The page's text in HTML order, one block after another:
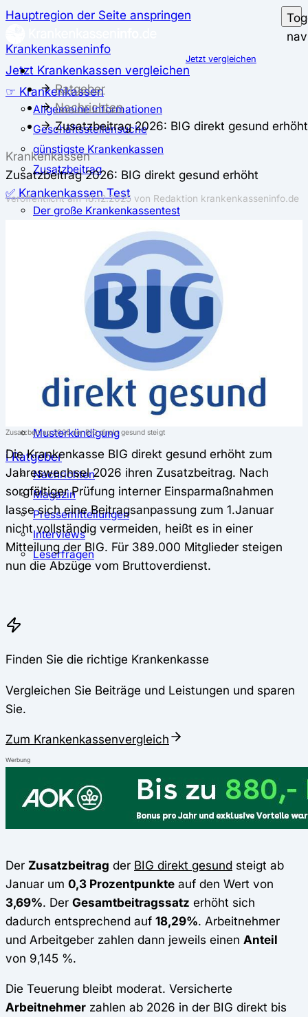
Hauptregion der Seite anspringen
Krankenkasseninfo
Jetzt Krankenkassen vergleichen
☞ Krankenkassen
Allgemeine Informationen
Geschäftsstellensuche
günstigste Krankenkassen
Zusatzbeitrag
✅ Krankenkassen Test
Der große Krankenkassentest
Test für Auszubildende
Test für Schwangere und junge Eltern
Test für Selbstständige
⚖️ Vergleich & Rechner
Krankenkassenvergleich
Krankenkassenrechner
↔ Wechsel
Krankenkassenwechsel
Musterkündigung
ℹ Ratgeber
Nachrichten
Magazin
Pressemitteilungen
Interviews
Leserfragen
Jetzt vergleichen
Ratgeber
Nachrichten
Zusatzbeitrag 2026: BIG direkt gesund erhöht
Krankenkassen
Zusatzbeitrag 2026: BIG direkt gesund erhöht
veröffentlicht am18.12.2025 von Redaktion krankenkasseninfo.de
Zusatzbeitrag 2026 der BIG direkt gesund steigt
Die Krankenkasse BIG direkt gesund erhöht zum
Jahreswechsel 2026 ihren Zusatzbeitrag. Nach
sorgfältiger Prüfung interner Einsparmaßnahmen
lasse sich eine Beitragsanpassung zum 1.Januar
nicht vollständig vermeiden, heißt es in einer
Mitteilung der BIG. Für 389.000 Mitglieder steigen
nun die Abzüge vom Bruttoverdienst.
Finden Sie die richtige Krankenkasse
Vergleichen Sie Beiträge und Leistungen und sparen
Sie.
Zum Krankenkassenvergleich
Werbung
Der Zusatzbeitrag der BIG direkt gesund steigt ab
Januar um 0,3 Prozentpunkte auf den Wert von
3,69%. Der Gesamtbeitragssatz erhöht sich
dadurch entsprechend auf 18,29%. Arbeitnehmer
und Arbeitgeber zahlen dann jeweils einen Anteil
von 9,145 %.
Die Teuerung bleibt moderat. Versicherte
Arbeitnehmer zahlen ab 2026 in der BIG direkt bis